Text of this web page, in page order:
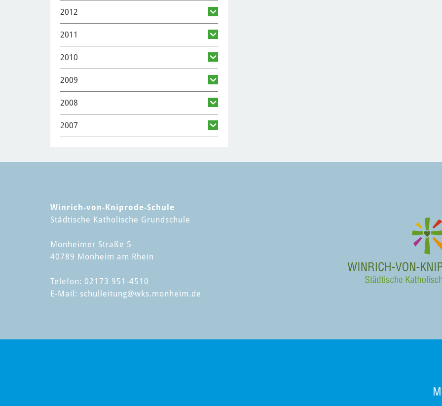
2012
2011
2010
2009
2008
2007
Winrich-von-Kniprode-Schule
Städtische Katholische Grundschule
Monheimer Straße 5
40789 Monheim am Rhein
Telefon: 02173 951-4510
E-Mail: schulleitung@wks.monheim.de